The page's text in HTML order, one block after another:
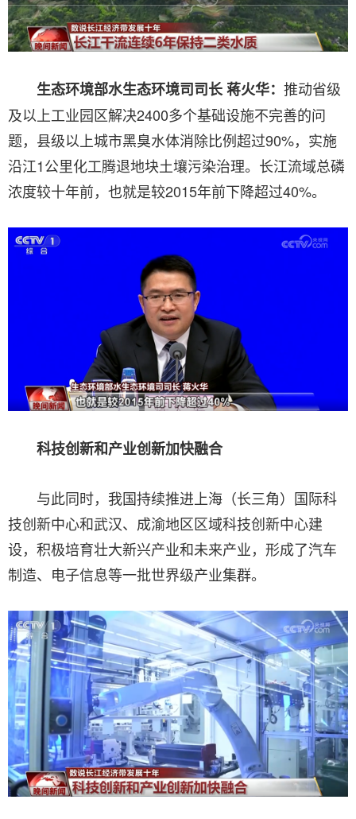
生态环境部水生态环境司司长 蒋火华： 推动省级
及以上工业园区解决2400多个基础设施不完善的问
题，县级以上城市黑臭水体消除比例超过90%，实施
沿江1公里化工腾退地块土壤污染治理。长江流域总磷
浓度较十年前，也就是较2015年前下降超过40%。
科技创新和产业创新加快融合
与此同时，我国持续推进上海（长三角）国际科
技创新中心和武汉、成渝地区区域科技创新中心建
设，积极培育壮大新兴产业和未来产业，形成了汽车
制造、电子信息等一批世界级产业集群。